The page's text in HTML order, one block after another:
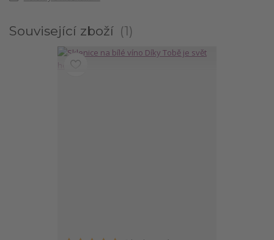
Související zboží 1